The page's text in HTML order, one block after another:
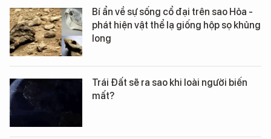
Bí ẩn về sự sống cổ đại trên sao Hỏa -
phát hiện vật thể lạ giống hộp sọ khủng
long
Trái Đất sẽ ra sao khi loài người biến
mất?